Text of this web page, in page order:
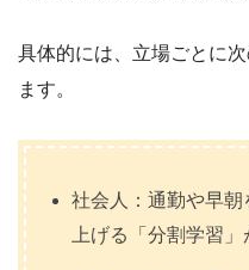
具体的には、立場ごとに
ます。
社会人：通勤や早
上げる「分割学習